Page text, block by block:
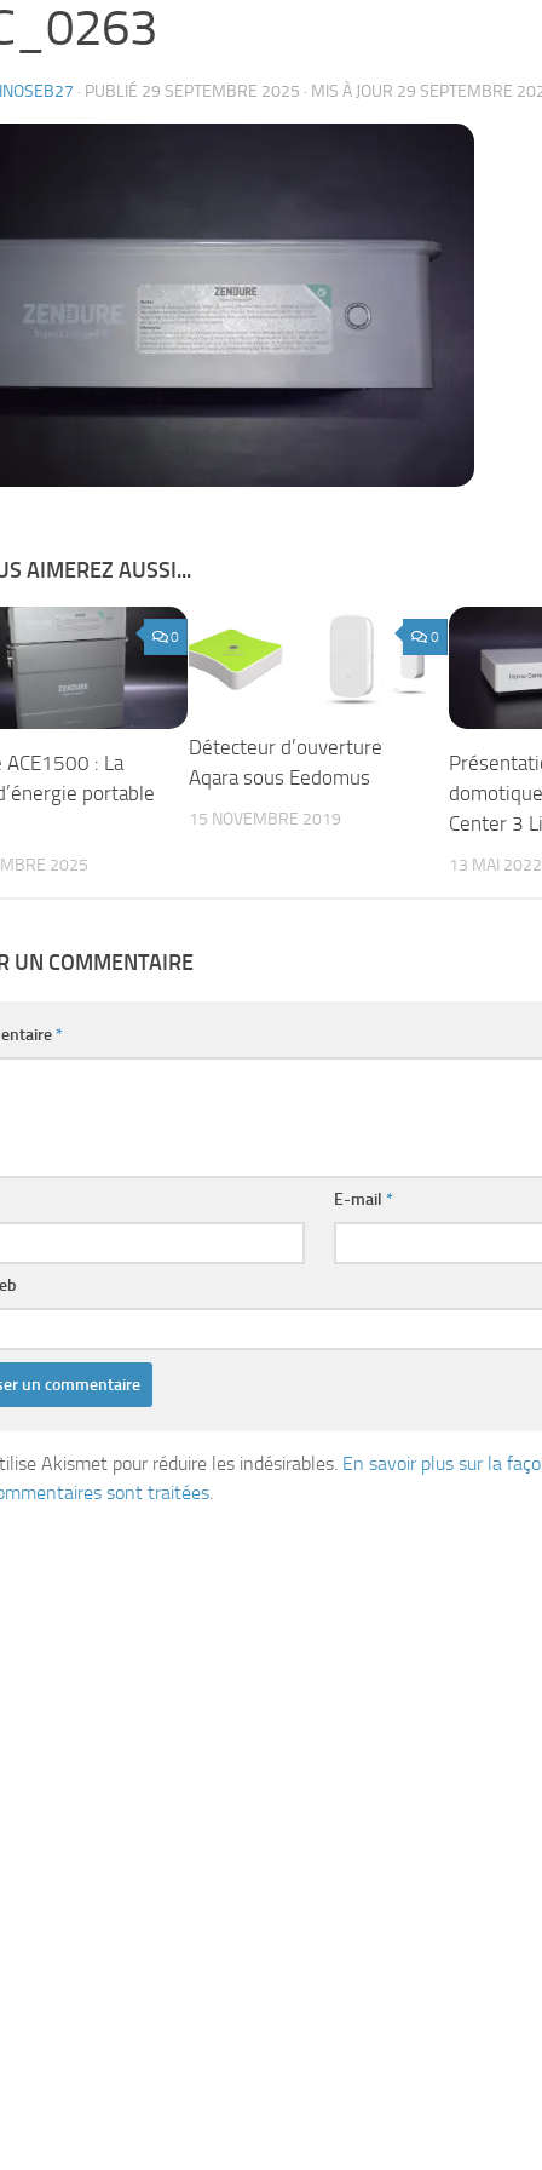
· PUBLIÉ 29 SEPTEMBRE 2025 · MIS À JOUR 29 SEPTEMBRE
AIMEREZ AUSSI...
0
ACE1500 : La
portable
2025
0
Détecteur d’ouverture
Aqara sous Eedomus
15 NOVEMBRE 2019
Center 3
13 MAI 2022
UN COMMENTAIRE
*
E-mail*
Akismet pour réduire les indésirables. En savoir plus sur la
sont traitées